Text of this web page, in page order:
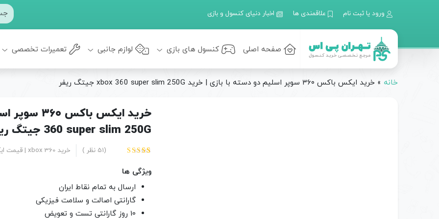
ورود یا ثبت نام علاقمندی ها اخبار دنیای کنسول و بازی
صفحه اصلی کنسول های بازی لوازم جانبی تعمیرات تخصصی
خانه » خرید ایکس باکس ۳۶۰ سوپر اسلیم دو دسته با بازی | خرید xbox 360 super slim 250G جیتگ ریفر
360 super slim 250G جیتگ ریفر
4.59
امتیاز
(
51 نظر ) خرید xbox 360 | قیمت ایکس باکس 360
ویژگی ها
ارسال به تمام نقاط ایران
گارانتی اصالت و سلامت فیزیکی
10 روز گارانتی تست و تعویض